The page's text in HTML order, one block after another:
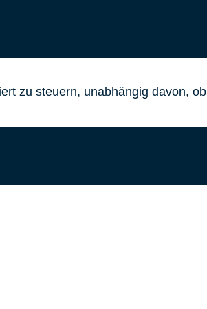
zu steuern, unabhängig davon, ob